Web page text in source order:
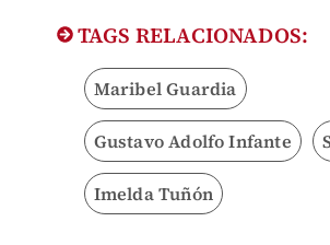
TAGS RELACIONADOS:
Maribel Guardia
Gustavo Adolfo Infante
Imelda Tuñón